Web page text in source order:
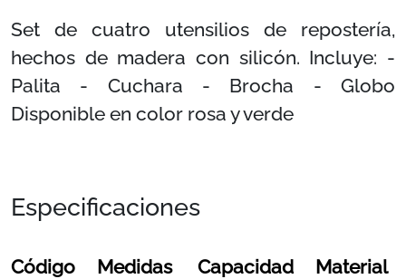
Set de cuatro utensilios de repostería,
hechos de madera con silicón. Incluye: -
Palita - Cuchara - Brocha - Globo
Disponible en color rosa y verde
Especificaciones
Código Medidas Capacidad
Material